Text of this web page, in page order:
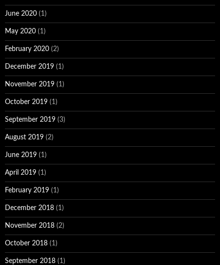
June 2020 (1)
May 2020 (1)
February 2020 (2)
December 2019 (1)
November 2019 (1)
October 2019 (1)
September 2019 (3)
August 2019 (2)
June 2019 (1)
April 2019 (1)
February 2019 (1)
December 2018 (1)
November 2018 (2)
October 2018 (1)
September 2018 (1)